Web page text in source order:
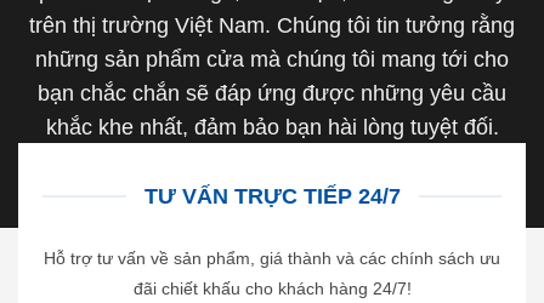
trên thị trường Việt Nam. Chúng tôi tin tưởng rằng
những sản phẩm cửa mà chúng tôi mang tới cho
bạn chắc chắn sẽ đáp ứng được những yêu cầu
khắc khe nhất, đảm bảo bạn hài lòng tuyệt đối.
TƯ VẤN TRỰC TIẾP 24/7
Hỗ trợ tư vấn về sản phẩm, giá thành và các chính sách ưu
đãi chiết khấu cho khách hàng 24/7!